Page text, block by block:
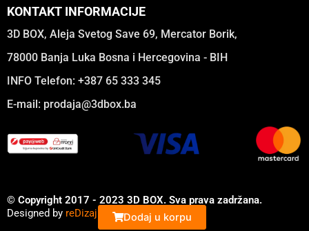
Dodaj u korpu
KONTAKT INFORMACIJE
3D BOX, Aleja Svetog Save 69, Mercator Borik,
78000 Banja Luka Bosna i Hercegovina - BIH
INFO Telefon: +387 65 333 345
E-mail: prodaja@3dbox.ba
© Copyright 2017 - 2023 3D BOX. Sva prava zadržana.
Designed by reDizajn